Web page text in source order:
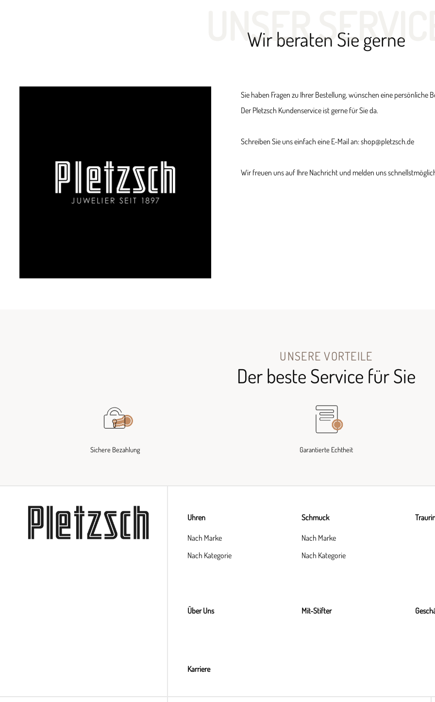
UNSER
Wir beraten Sie gerne
Sie haben Fragen zu Ihrer Bestellung, wünschen eine persönliche
Der Pletzsch Kundenservice ist gerne für Sie da.
Schreiben Sie uns einfach eine E-Mail an: shop@pletzsch.de
Wir freuen uns auf Ihre Nachricht und melden uns
UNSERE VORTEILE
Der beste Service für Sie
Sichere Bezahlung Garantierte Echtheit
Uhren
Nach Marke
Nach Kategorie
Schmuck
Nach Marke
Nach Kategorie
Über Uns Mit-Stifter
Karriere